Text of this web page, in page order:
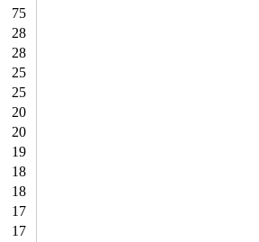
75
28
28
25
25
20
20
19
18
18
17
17